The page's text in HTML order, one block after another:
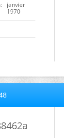
janvier
1970